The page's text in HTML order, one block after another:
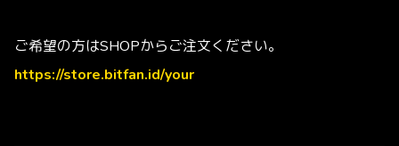
ご希望の方はSHOPからご注文ください。
https://store.bitfan.id/your